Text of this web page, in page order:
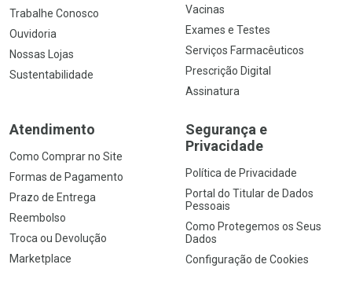
Trabalhe Conosco
Ouvidoria
Nossas Lojas
Sustentabilidade
Vacinas
Exames e Testes
Serviços Farmacêuticos
Prescrição Digital
Assinatura
Atendimento
Como Comprar no Site
Formas de Pagamento
Prazo de Entrega
Reembolso
Troca ou Devolução
Marketplace
Segurança e
Privacidade
Política de Privacidade
Portal do Titular de Dados
Pessoais
Como Protegemos os Seus
Dados
Configuração de Cookies